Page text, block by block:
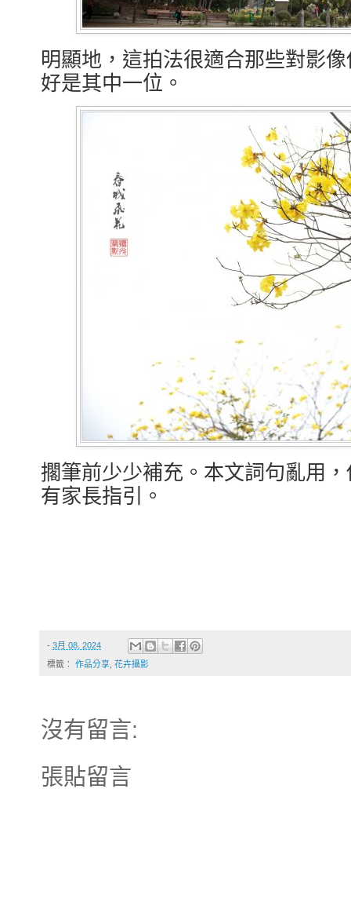
明顯地，這拍法很適合那些對影
好是其中一位。
擱筆前少少補充。本文詞句亂用
有家長指引。
- 3月 08, 2024
標籤： 作品分享 花卉攝影
沒有留言:
張貼留言